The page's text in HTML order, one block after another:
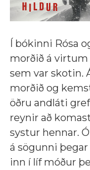
Í bókinni Rósa
morðið á
sem var skotin.
morðið og
öðru andláti
reynir að
systur hennar.
á sögunni
inn í líf móður